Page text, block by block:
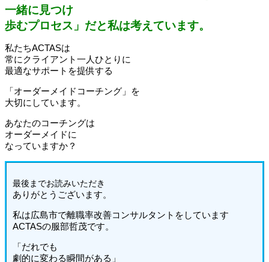
一緒に見つけ
歩むプロセス」だと私は考えています。
私たちACTASは
常にクライアント一人ひとりに
最適なサポートを提供する
「オーダーメイドコーチング」を
大切にしています。
あなたのコーチングは
オーダーメイドに
なっていますか？
最後までお読みいただき
ありがとうございます。
私は広島市で離職率改善コンサルタントをしています
ACTASの服部哲茂です。
「だれでも
劇的に変わる瞬間がある」